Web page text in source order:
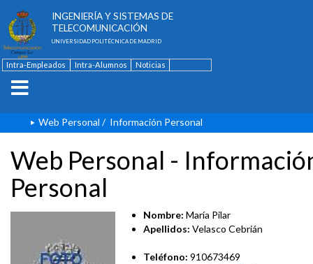
INGENIERÍA Y SISTEMAS DE
TELECOMUNICACIÓN
UNIVERSIDAD POLITÉCNICA DE MADRID
Intra-Empleados Intra-Alumnos
Noticias
Web Personal / Información Personal
Web Personal -
Personal
Nombre: María Pilar
Apellidos: Velasco Cebrián
Teléfono: 910673469